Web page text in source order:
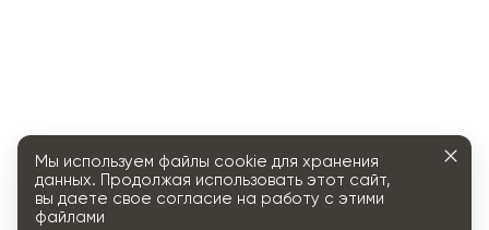
Мы используем файлы cookie для хранения
данных. Продолжая использовать этот сайт,
вы даете свое согласие на работу с этими
файлами